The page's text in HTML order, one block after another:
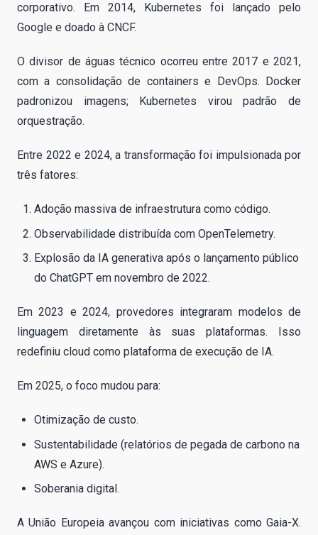
corporativo. Em 2014, Kubernetes foi lançado pelo
Google e doado à CNCF.
O divisor de águas técnico ocorreu entre 2017 e 2021,
com a consolidação de containers e DevOps. Docker
padronizou imagens; Kubernetes virou padrão de
orquestração.
Entre 2022 e 2024, a transformação foi impulsionada por
três fatores:
Adoção massiva de infraestrutura como código.
Observabilidade distribuída com OpenTelemetry.
Explosão da IA generativa após o lançamento público
do ChatGPT em novembro de 2022.
Em 2023 e 2024, provedores integraram modelos de
linguagem diretamente às suas plataformas. Isso
redefiniu cloud como plataforma de execução de IA.
Em 2025, o foco mudou para:
Otimização de custo.
Sustentabilidade (relatórios de pegada de carbono na
AWS e Azure).
Soberania digital.
A União Europeia avançou com iniciativas como Gaia-X.